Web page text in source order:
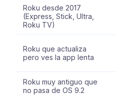
Roku desde 2017
(Express, Stick, Ultra,
Roku TV)
Roku que actualiza
pero ves la app lenta
Roku muy antiguo que
no pasa de OS 9.2